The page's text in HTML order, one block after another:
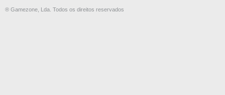
® Gamezone, Lda. Todos os direitos reservados